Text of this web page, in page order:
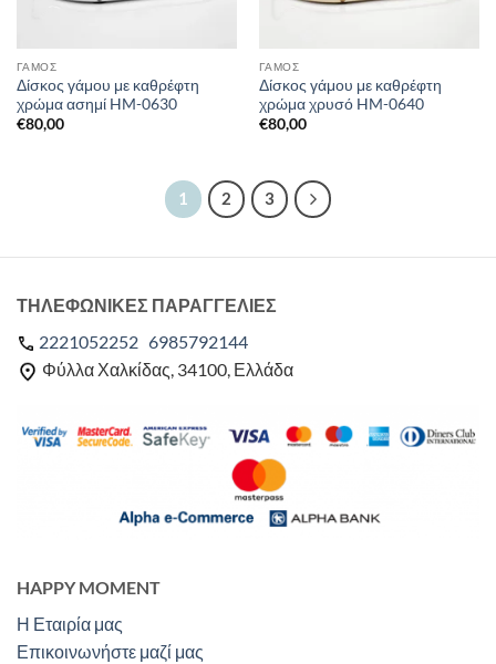
ΓΑΜΟΣ
Δίσκος γάμου με καθρέφτη
χρώμα ασημί HM-0630
€80,00
ΓΑΜΟΣ
Δίσκος γάμου με καθρέφτη
χρώμα χρυσό HM-0640
€80,00
1 2 3
HAPPY MOMENT
Η Εταιρία μας
Επικοινωνήστε μαζί μας
ΤΗΛΕΦΩΝΙΚΕΣ ΠΑΡΑΓΓΕΛΙΕΣ
2221052252 6985792144
Φύλλα Χαλκίδας, 34100, Ελλάδα